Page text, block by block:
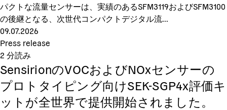
パクトな流量センサーは、実績のあるSFM3119およびSFM3100
の後継となる、次世代コンパクトデジタル流...
09.07.2026
Press release
2 分読み
SensirionのVOCおよびNOxセンサーの
プロトタイピング向けSEK-SGP4x評価キ
ットが全世界で提供開始されました。